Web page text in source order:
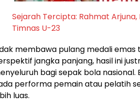
Sejarah Tercipta: Rahmat
Timnas U-23
membawa pulang medali
jangka panjang, hasil ini
bagi sepak bola
performa pemain atau pelatih
luas.